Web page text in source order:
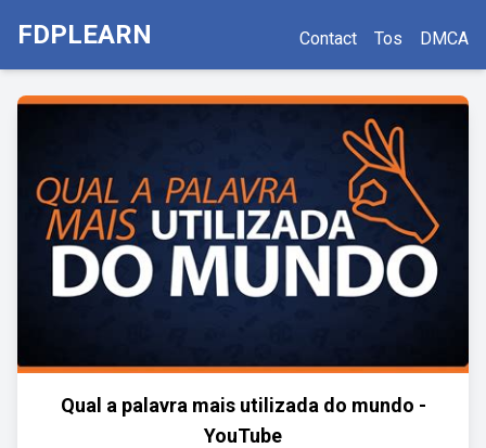
FDPLEARN Contact Tos DMCA
Qual a palavra mais utilizada do mundo -
YouTube